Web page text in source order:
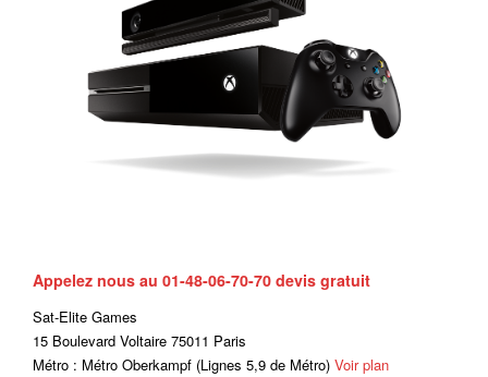
Appelez nous au 01-48-06-70-70 devis gratuit
Sat-Elite Games
15 Boulevard Voltaire 75011 Paris
Métro : Métro Oberkampf (Lignes 5,9 de Métro) Voir plan